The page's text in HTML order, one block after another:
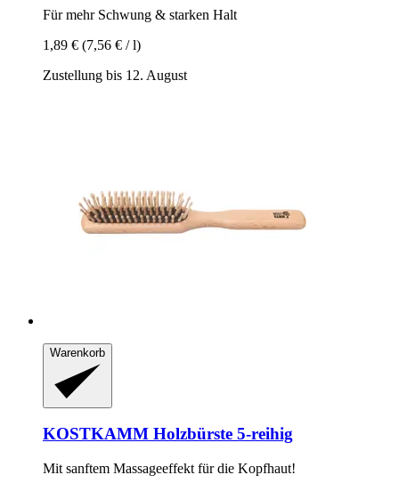
Für mehr Schwung & starken Halt
1,89 € (7,56 € / l)
Zustellung bis 12. August
Warenkorb
KOSTKAMM Holzbürste 5-​reihig
Mit sanftem Massageeffekt für die Kopfhaut!